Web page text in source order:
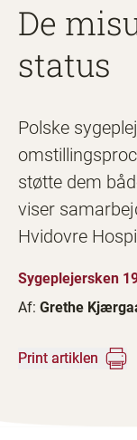
De
status
Polske
støtte dem
viser
Hvidovre
Sygeplejersken
Af: Grethe
Print artiklen